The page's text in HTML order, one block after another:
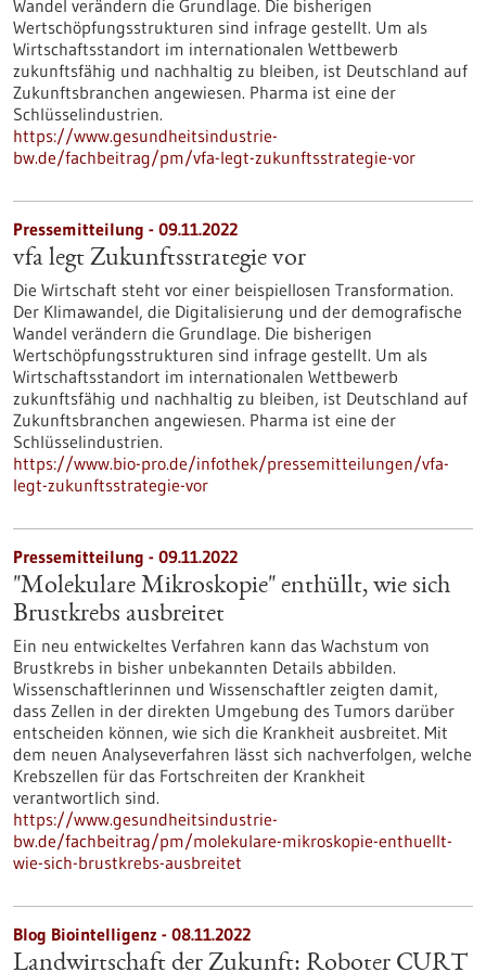
Wandel verändern die Grundlage. Die bisherigen
Wertschöpfungsstrukturen sind infrage gestellt. Um als
Wirtschaftsstandort im internationalen Wettbewerb
zukunftsfähig und nachhaltig zu bleiben, ist Deutschland auf
Zukunftsbranchen angewiesen. Pharma ist eine der
Schlüsselindustrien.
https://www.gesundheitsindustrie-
bw.de/fachbeitrag/pm/vfa-legt-zukunftsstrategie-vor
Pressemitteilung - 09.11.2022
vfa legt Zukunftsstrategie vor
Die Wirtschaft steht vor einer beispiellosen Transformation.
Der Klimawandel, die Digitalisierung und der demografische
Wandel verändern die Grundlage. Die bisherigen
Wertschöpfungsstrukturen sind infrage gestellt. Um als
Wirtschaftsstandort im internationalen Wettbewerb
zukunftsfähig und nachhaltig zu bleiben, ist Deutschland auf
Zukunftsbranchen angewiesen. Pharma ist eine der
Schlüsselindustrien.
https://www.bio-pro.de/infothek/pressemitteilungen/vfa-
legt-zukunftsstrategie-vor
Pressemitteilung - 09.11.2022
"Molekulare Mikroskopie" enthüllt, wie sich
Brustkrebs ausbreitet
Ein neu entwickeltes Verfahren kann das Wachstum von
Brustkrebs in bisher unbekannten Details abbilden.
Wissenschaftlerinnen und Wissenschaftler zeigten damit,
dass Zellen in der direkten Umgebung des Tumors darüber
entscheiden können, wie sich die Krankheit ausbreitet. Mit
dem neuen Analyseverfahren lässt sich nachverfolgen, welche
Krebszellen für das Fortschreiten der Krankheit
verantwortlich sind.
https://www.gesundheitsindustrie-
bw.de/fachbeitrag/pm/molekulare-mikroskopie-enthuellt-
wie-sich-brustkrebs-ausbreitet
Blog Biointelligenz - 08.11.2022
Landwirtschaft der Zukunft: Roboter CURT